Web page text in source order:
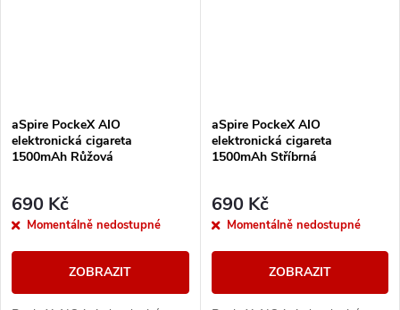
aSpire PockeX AIO
elektronická cigareta
1500mAh Růžová
690 Kč
Momentálně nedostupné
ZOBRAZIT
aSpire PockeX AIO
elektronická cigareta
1500mAh Stříbrná
690 Kč
Momentálně nedostupné
ZOBRAZIT